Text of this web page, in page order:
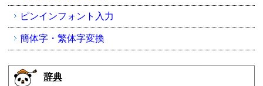
ピンインフォント入力
簡体字・繁体字変換
辞典